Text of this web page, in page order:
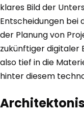
klares Bild der
Entscheidungen bei
der Planung von
zukünftiger digitaler
also tief in die
hinter diesem